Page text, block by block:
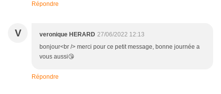
Répondre
V veronique HERARD 27/06/2022 12:13
bonjour<br /> merci pour ce petit message, bonne journée a
vous aussi😘
Répondre